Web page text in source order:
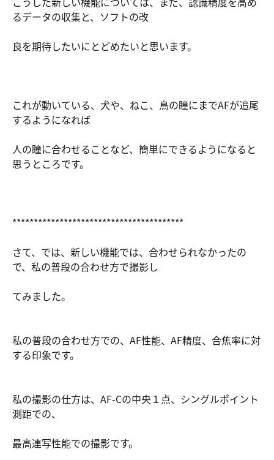
るデータの収集と、ソフトの改
良を期待したいにとどめたいと思います。
これが動いている、犬や、ねこ、鳥の瞳にまでAFが追尾
するようになれば
人の瞳に合わせることなど、簡単にできるようになると
思うところです。
****************************************
さて、では、新しい機能では、合わせられなかったの
で、私の普段の合わせ方で撮影し
てみました。
私の普段の合わせ方での、AF性能、AF精度、合焦率に対
する印象です。
私の撮影の仕方は、AF-Cの中央１点、シングルポイント
測距での、
最高連写性能での撮影です。